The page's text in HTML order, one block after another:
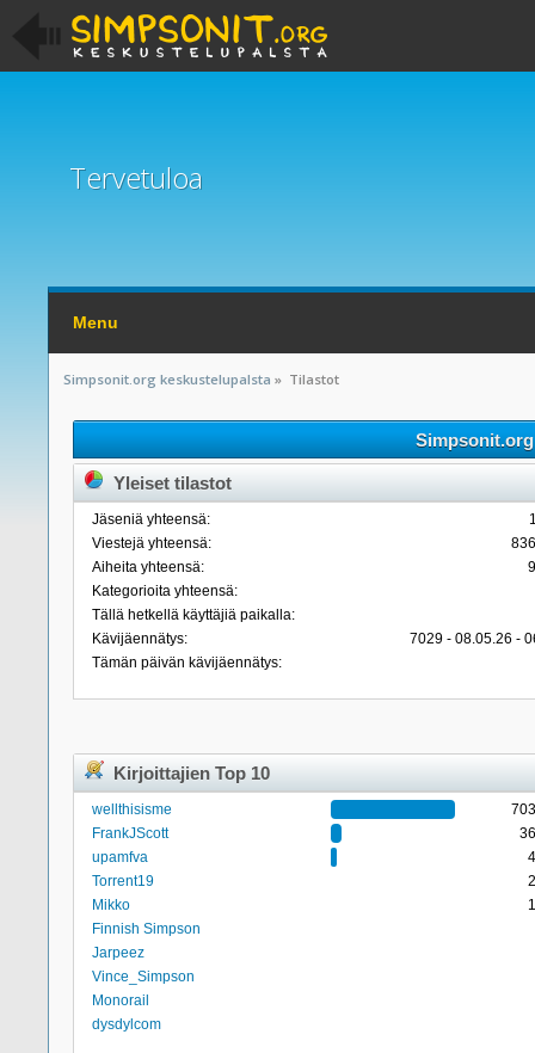
Tervetuloa
Menu
Simpsonit.org keskustelupalsta » Tilastot
Yleiset tilastot
Jäseniä yhteensä:
Viestejä yhteensä:
Aiheita yhteensä:
Kategorioita yhteensä:
Tällä hetkellä käyttäjiä paikalla:
Kävijäennätys:
7029 - 08.05.26 -
Tämän päivän kävijäennätys:
Kirjoittajien Top 10
wellthisisme
FrankJScott
upamfva
Torrent19
Mikko
Finnish Simpson
Jarpeez
Vince_Simpson
Monorail
dysdylcom